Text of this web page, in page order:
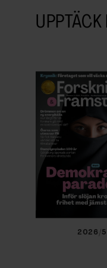
KUNSKAP
Inlogg till
Rabatt
UPPTÄCK
2026/5